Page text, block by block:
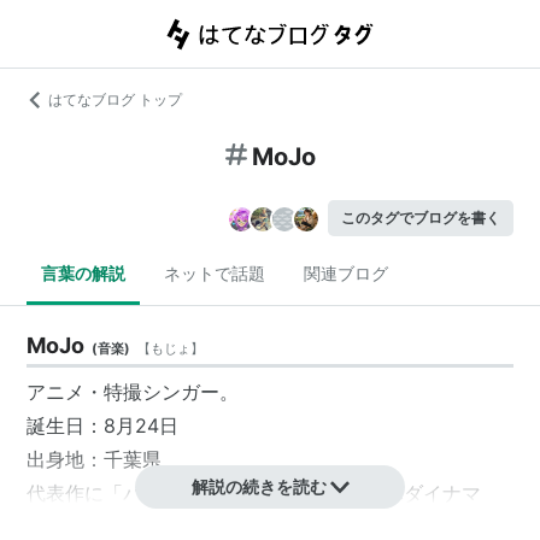
はてなブログ トップ
MoJo
このタグでブログを書く
言葉の解説 ネットで話題 関連ブログ
MoJo (音楽) 【 もじょ 】
アニメ・特撮シンガー。
誕生日：8月24日
出身地：千葉県
代表作に「バトルフィーバーJ」「科学戦隊ダイナマ
解説の続きを読む